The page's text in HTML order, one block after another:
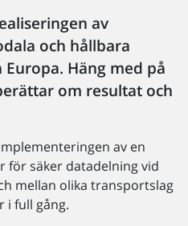
av
och hållbara
Häng med på
om resultat och
av en
säker datadelning vid
mellan olika transportslag
i full gång.